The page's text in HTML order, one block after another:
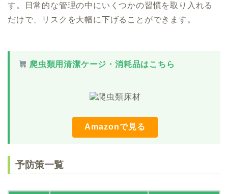
す。日常的な管理の中にいくつかの習慣を取り入れる
だけで、リスクを大幅に下げることができます。
爬虫類用清潔ケージ・消耗品はこちら
Amazonで見る
予防策一覧